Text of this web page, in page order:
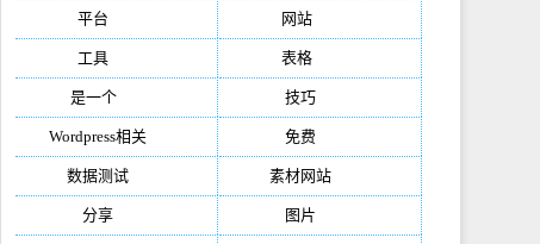
平台 网站(1170)
工具 表格(1052)
是一个(1026) 技巧
Wordpress相关(851) 免费
数据测试(788) 素材网站
分享(676) 图片